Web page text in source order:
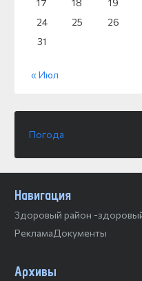
17
18 19
24
25 26
31
« Июл
Погода
Навигация
Здоровый район -
РекламаДокументы
Архивы